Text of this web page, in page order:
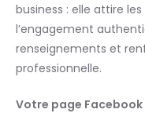
business : elle attire
l’engagement
renseignements et
professionnelle.
Votre page